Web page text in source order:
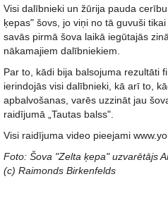
Visi dalībnieki un žūrija pauda
ķepas" šovs, jo viņi no tā guvuši
savās pirmā šova laikā iegūtajās
nākamajiem dalībniekiem.
Par to, kādi bija balsojuma rezultāti
ierindojās visi dalībnieki, kā arī to,
apbalvošanas, varēs uzzināt jau
raidījumā „Tautas balss".
Visi raidījuma video pieejami
Foto: Šova "Zelta ķepa" uzvarētājs
(c) Raimonds Birkenfelds